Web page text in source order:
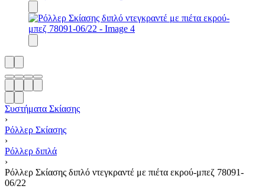
Συστήματα Σκίασης
›
Ρόλλερ Σκίασης
›
Ρόλλερ διπλά
›
Ρόλλερ Σκίασης διπλό ντεγκραντέ με πιέτα εκρού-μπεζ 78091-
06/22